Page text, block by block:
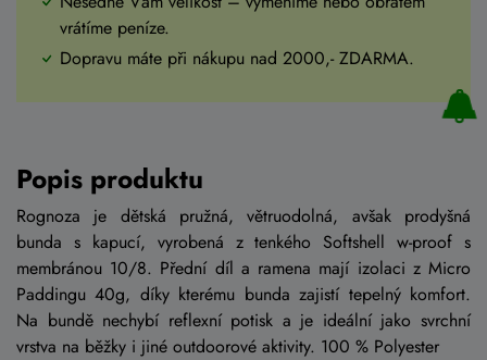
vrátíme peníze.
Dopravu máte při nákupu nad 2000,- ZDARMA.
Popis produktu
Rognoza je dětská pružná, větruodolná, avšak prodyšná
bunda s kapucí, vyrobená z tenkého Softshell w-proof s
membránou 10/8. Přední díl a ramena mají izolaci z Micro
Paddingu 40g, díky kterému bunda zajistí tepelný komfort.
Na bundě nechybí reflexní potisk a je ideální jako svrchní
vrstva na běžky i jiné outdoorové aktivity. 100 % Polyester